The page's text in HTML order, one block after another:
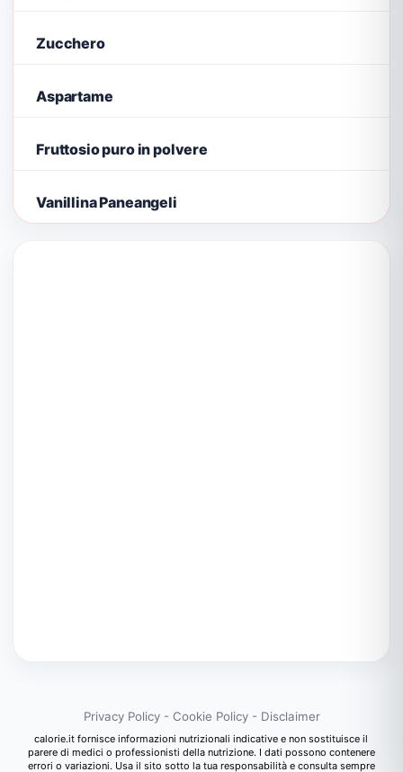
Zucchero
Aspartame
Fruttosio puro in polvere
Vanillina Paneangeli
Privacy Policy- Cookie Policy- Disclaimer
calorie.it fornisce informazioni nutrizionali indicative e non sostituisce il
parere di medici o professionisti della nutrizione. I dati possono contenere
errori o variazioni. Usa il sito sotto la tua responsabilità e consulta sempre